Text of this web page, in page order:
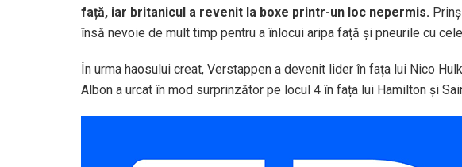
față, iar britanicul a revenit la boxe printr-un loc nepermis.
însă nevoie de mult timp pentru a înlocui aripa față și pneurile cu
În urma haosului creat, Verstappen a devenit lider în fața lui Nico
Albon a urcat în mod surprinzător pe locul 4 în fața lui Hamilton și